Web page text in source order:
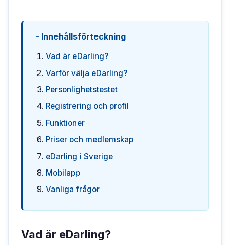
Innehållsförteckning
Vad är eDarling?
Varför välja eDarling?
Personlighetstestet
Registrering och profil
Funktioner
Priser och medlemskap
eDarling i Sverige
Mobilapp
Vanliga frågor
Vad är eDarling?